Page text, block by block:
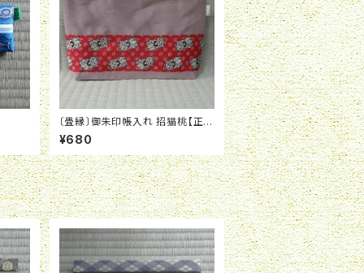
〔畳縁〕御朱印帳入れ 招猫桃【正月
おすすめ】
¥680